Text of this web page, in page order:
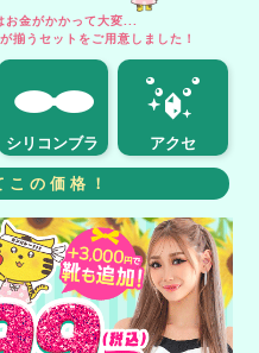
お金がかかって大変...
揃うセットをご用意しました！
シリコンブラ アクセ
の価格！